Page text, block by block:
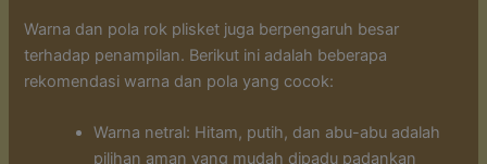
Warna dan pola rok plisket juga berpengaruh besar
terhadap penampilan. Berikut ini adalah beberapa
rekomendasi warna dan pola yang cocok:
Warna netral: Hitam, putih, dan abu-abu adalah
pilihan aman yang mudah dipadu padankan